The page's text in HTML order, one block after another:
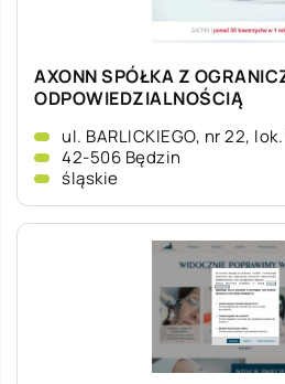
AXONN SPÓŁKA Z
ODPOWIEDZIALNOŚCIĄ
ul. BARLICKIEGO, nr 22, lok.
42-506 Będzin
śląskie